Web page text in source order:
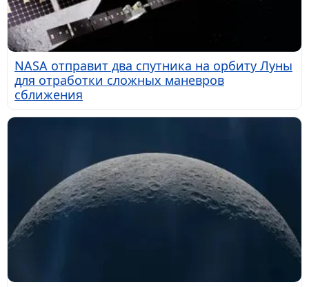
NASA отправит два спутника на орбиту Луны
для отработки сложных маневров
сближения